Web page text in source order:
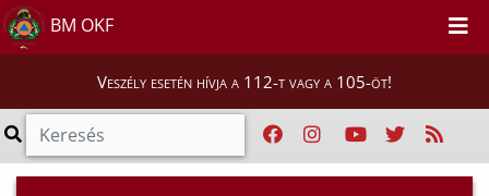
BM OKF
Veszély esetén hívja a 112-t vagy a 105-öt!